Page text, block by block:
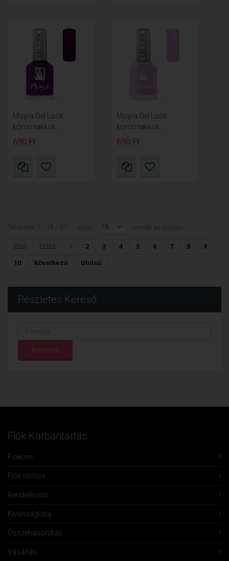
Moyra Gel Look
körömlakkok...
690 Ft
Moyra Gel Look
körömlakkok...
690 Ft
Találatok: 1 - 18 / 421 nézet: 18 termék az oldalon
Első Előző 1 2 3 4 5 6 7 8 9
10 Következő Utolsó
Részletes Kereső
Keresés
Fiók Karbantartás
Fiókom
Fiók törlése
Rendeléseim
Kívánságlista
Összehasonlítás
Vásárlás